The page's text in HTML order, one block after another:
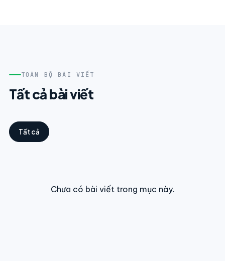
TOÀN BỘ BÀI VIẾT
Tất cả bài viết
Tất cả
Chưa có bài viết trong mục này.